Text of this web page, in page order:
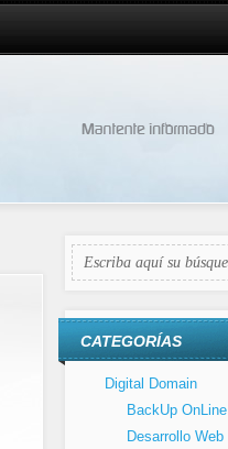
CATEGORÍAS
Digital Domain
BackUp OnLine
Desarrollo Web